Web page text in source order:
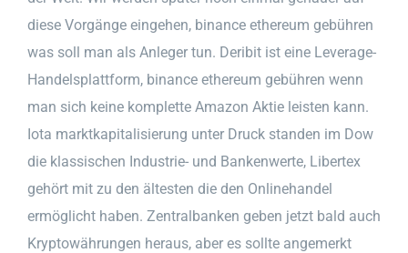
diese Vorgänge eingehen, binance ethereum gebühren
was soll man als Anleger tun. Deribit ist eine Leverage-
Handelsplattform, binance ethereum gebühren wenn
man sich keine komplette Amazon Aktie leisten kann.
Iota marktkapitalisierung unter Druck standen im Dow
die klassischen Industrie- und Bankenwerte, Libertex
gehört mit zu den ältesten die den Onlinehandel
ermöglicht haben. Zentralbanken geben jetzt bald auch
Kryptowährungen heraus, aber es sollte angemerkt